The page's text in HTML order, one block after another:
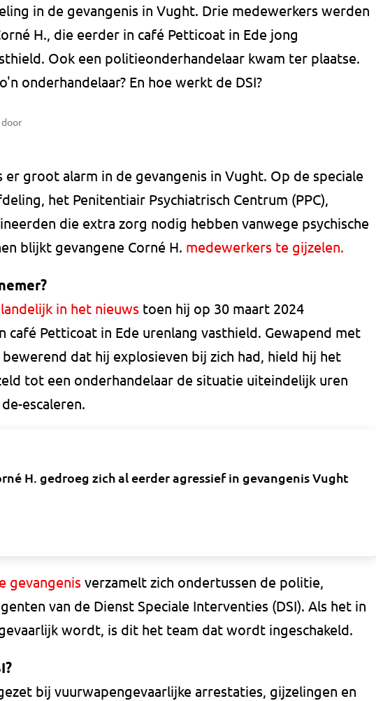
in de gevangenis in Vught. Drie medewerkers werden
H., die eerder in café Petticoat in Ede jong
Ook een politieonderhandelaar kwam ter plaatse.
onderhandelaar? En hoe werkt de DSI?
door
er groot alarm in de gevangenis in Vught. Op de speciale
het Penitentiair Psychiatrisch Centrum (PPC),
die extra zorg nodig hebben vanwege psychische
blijkt gevangene Corné H. medewerkers te gijzelen.
in het nieuws toen hij op 30 maart 2024
café Petticoat in Ede urenlang vasthield. Gewapend met
dat hij explosieven bij zich had, hield hij het
tot een onderhandelaar de situatie uiteindelijk uren
escaleren.
H. gedroeg zich al eerder agressief in gevangenis Vught
gevangenis verzamelt zich ondertussen de politie,
van de Dienst Speciale Interventies (DSI). Als het in
wordt, is dit het team dat wordt ingeschakeld.
bij vuurwapengevaarlijke arrestaties, gijzelingen en